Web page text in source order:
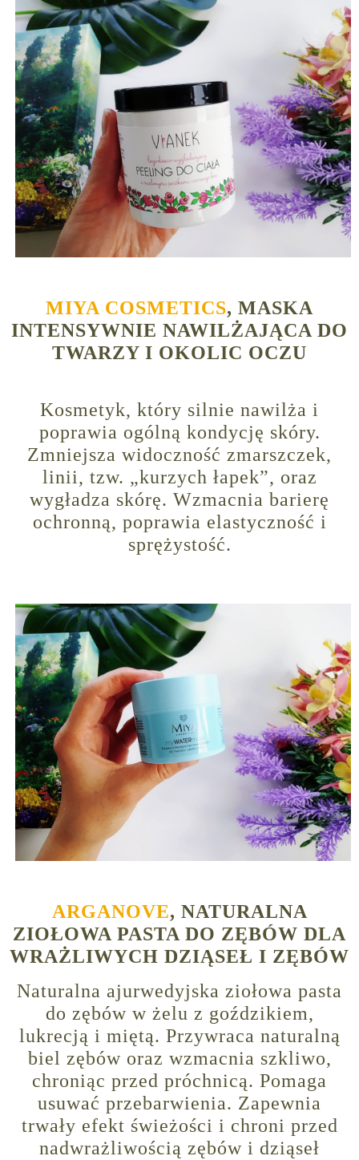
MIYA COSMETICS, MASKA
INTENSYWNIE NAWILŻAJĄCA DO
TWARZY I OKOLIC OCZU
Kosmetyk, który silnie nawilża i
poprawia ogólną kondycję skóry.
Zmniejsza widoczność zmarszczek,
linii, tzw. „kurzych łapek”, oraz
wygładza skórę. Wzmacnia barierę
ochronną, poprawia elastyczność i
sprężystość.
ARGANOVE, NATURALNA
ZIOŁOWA PASTA DO ZĘBÓW DLA
WRAŻLIWYCH DZIĄSEŁ I ZĘBÓW
Naturalna ajurwedyjska ziołowa pasta
do zębów w żelu z goździkiem,
lukrecją i miętą. Przywraca naturalną
biel zębów oraz wzmacnia szkliwo,
chroniąc przed próchnicą. Pomaga
usuwać przebarwienia. Zapewnia
trwały efekt świeżości i chroni przed
nadwrażliwością zębów i dziąseł